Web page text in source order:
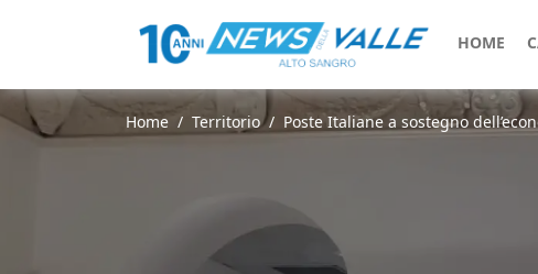
HOME
Home Territorio Poste Italiane a sostegno